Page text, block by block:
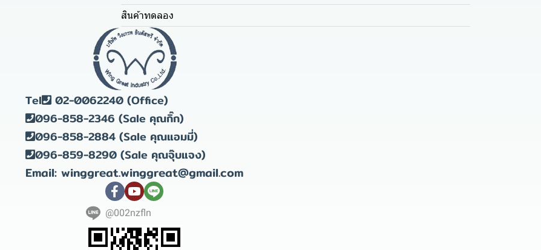
สินค้าทดลอง
Tel 02-0062240 (Office)
096-858-2346 (Sale คุณกิ๊ก)
096-858-2884 (Sale คุณแอมมี่)
096-859-8290 (Sale คุณจุ๊บแจง)
Email: winggreat.winggreat@gmail.com
@002nzfln